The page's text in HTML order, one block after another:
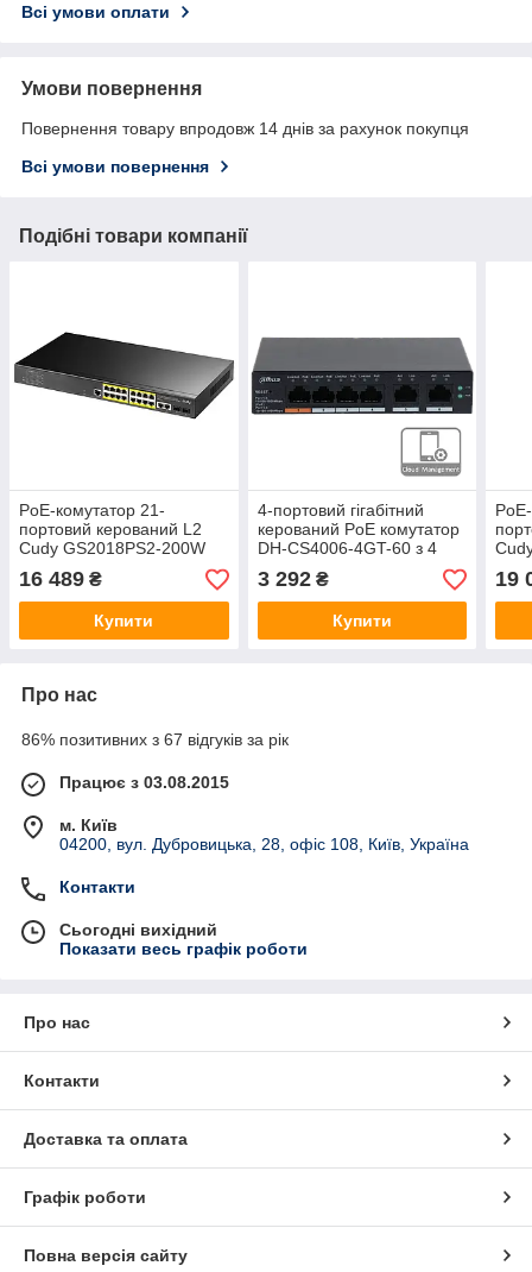
Всі умови оплати
Умови повернення
Повернення товару впродовж 14 днів за рахунок покупця
Всі умови повернення
Подібні товари компанії
PoE-комутатор 21-
портовий керований L2
Cudy GS2018PS2-200W
гігабітний з 16 портами
PoE, 200W
16 489 ₴
Купити
4-портовий гігабітний
керований PoE комутатор
DH-CS4006-4GT-60 з 4
портами POE 1000Мбіт +
2 порти UP-Link
1000Мбіт,130x90x26 мм
3 292₴
Купити
19
Про нас
86% позитивних з 67 відгуків за рік
Працює з 03.08.2015
м. Київ
04200, вул. Дубровицька, 28, офіс 108, Київ, Україна
Контакти
Сьогодні вихідний
Показати весь графік роботи
Про нас
Контакти
Доставка та оплата
Графік роботи
Повна версія сайту